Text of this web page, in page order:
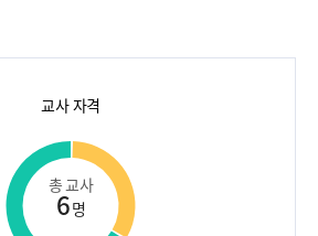
교사 자격
총 교사
6명